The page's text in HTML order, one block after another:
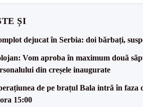
ȘI
dejucat în Serbia: doi bărbați,
Vom aproba în maximum două
din creșele inaugurate
de pe brațul Bala intră în faza
15:00